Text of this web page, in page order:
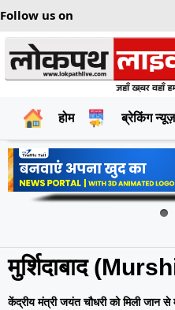
Follow us on
होम ब्रेकिंग न्यूज़
मुर्शिदाबाद
केंद्रीय मंत्री जयंत चौधरी को मिली जान से